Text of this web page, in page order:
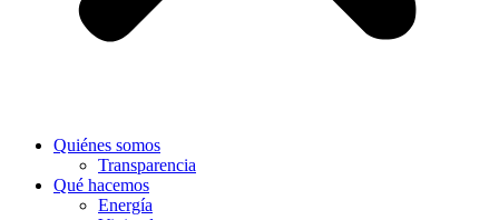
Quiénes somos
Transparencia
Qué hacemos
Energía